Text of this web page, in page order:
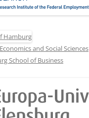
and Social Sciences
School of Business